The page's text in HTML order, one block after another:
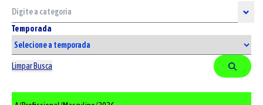
Temporada
Limpar Busca